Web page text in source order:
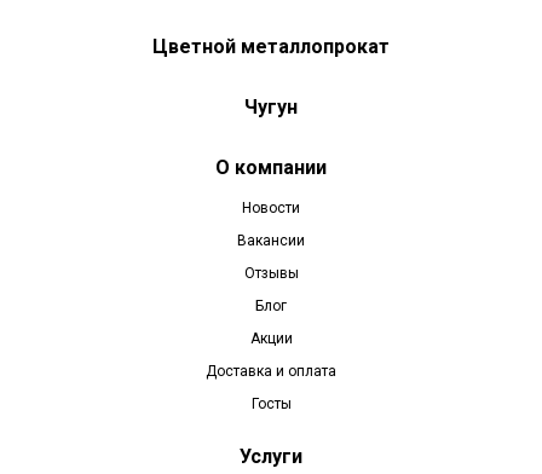
Цветной металлопрокат
Чугун
О компании
Новости
Вакансии
Отзывы
Блог
Акции
Доставка и оплата
Госты
Услуги